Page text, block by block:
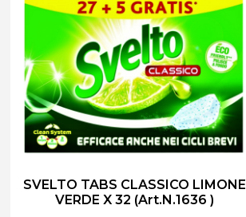
SVELTO TABS CLASSICO LIMONE
VERDE X 32 (Art.N.1636 )